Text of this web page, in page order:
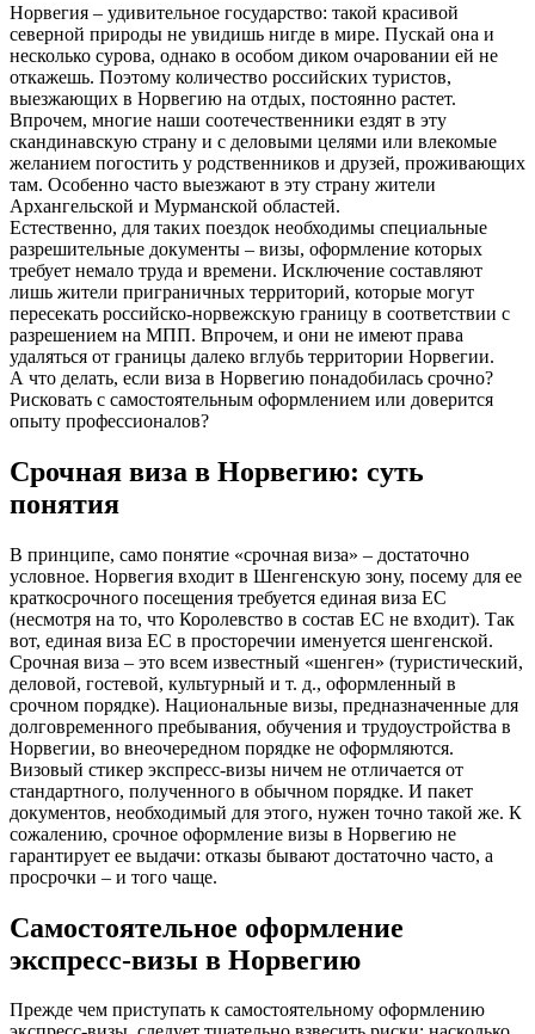
Норвегия – удивительное государство: такой красивой
северной природы не увидишь нигде в мире. Пускай она и
несколько сурова, однако в особом диком очаровании ей не
откажешь. Поэтому количество российских туристов,
выезжающих в Норвегию на отдых, постоянно растет.
Впрочем, многие наши соотечественники ездят в эту
скандинавскую страну и с деловыми целями или влекомые
желанием погостить у родственников и друзей, проживающих
там. Особенно часто выезжают в эту страну жители
Архангельской и Мурманской областей.
Естественно, для таких поездок необходимы специальные
разрешительные документы – визы, оформление которых
требует немало труда и времени. Исключение составляют
лишь жители приграничных территорий, которые могут
пересекать российско-норвежскую границу в соответствии с
разрешением на МПП. Впрочем, и они не имеют права
удаляться от границы далеко вглубь территории Норвегии.
А что делать, если виза в Норвегию понадобилась срочно?
Рисковать с самостоятельным оформлением или доверится
опыту профессионалов?
Срочная виза в Норвегию: суть
понятия
В принципе, само понятие «срочная виза» – достаточно
условное. Норвегия входит в Шенгенскую зону, посему для ее
краткосрочного посещения требуется единая виза ЕС
(несмотря на то, что Королевство в состав ЕС не входит). Так
вот, единая виза ЕС в просторечии именуется шенгенской.
Срочная виза – это всем известный «шенген» (туристический,
деловой, гостевой, культурный и т. д., оформленный в
срочном порядке). Национальные визы, предназначенные для
долговременного пребывания, обучения и трудоустройства в
Норвегии, во внеочередном порядке не оформляются.
Визовый стикер экспресс-визы ничем не отличается от
стандартного, полученного в обычном порядке. И пакет
документов, необходимый для этого, нужен точно такой же. К
сожалению, срочное оформление визы в Норвегию не
гарантирует ее выдачи: отказы бывают достаточно часто, а
просрочки – и того чаще.
Самостоятельное оформление
экспресс-визы в Норвегию
Прежде чем приступать к самостоятельному оформлению